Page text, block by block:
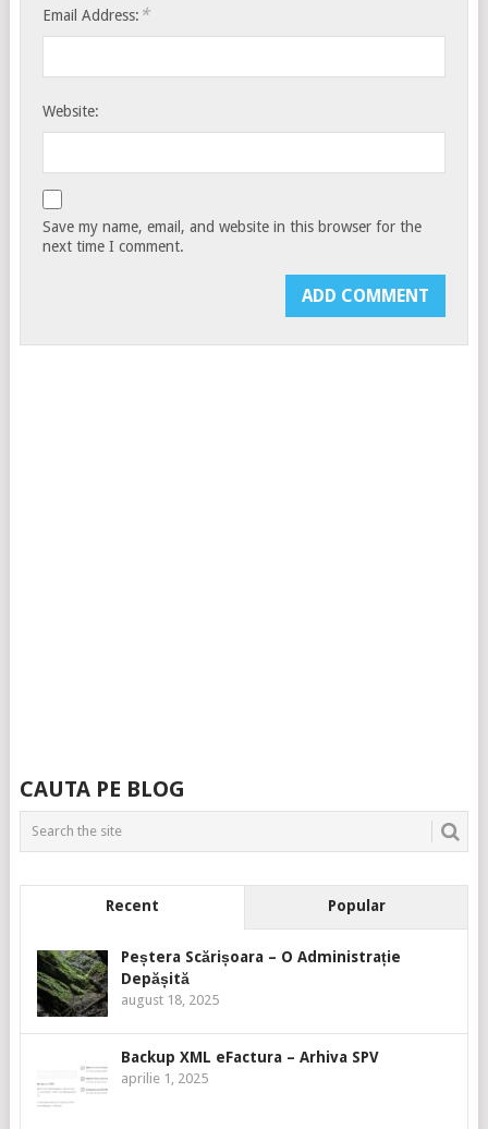
Email Address: *
Website:
Save my name, email, and website in this browser for the
next time I comment.
CAUTA PE BLOG
Recent Popular
Peștera Scărișoara – O Administrație
Depășită
august 18, 2025
Backup XML eFactura – Arhiva SPV
aprilie 1, 2025